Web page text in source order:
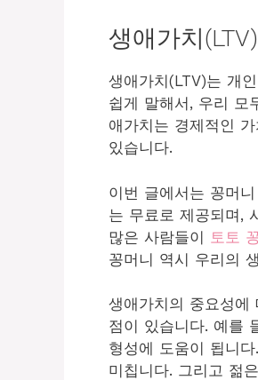
생애가치
생애가치(LTV)는 개
쉽게 말해서, 우리 모
애가치는 경제적인
있습니다.
이번 글에서는 꽁머
는 무료로 제공되며,
많은 사람들이 토토
꽁머니 역시 우리의
생애가치의 중요성
점이 있습니다. 예를
형성에 도움이 됩니
미칩니다. 그리고 젊